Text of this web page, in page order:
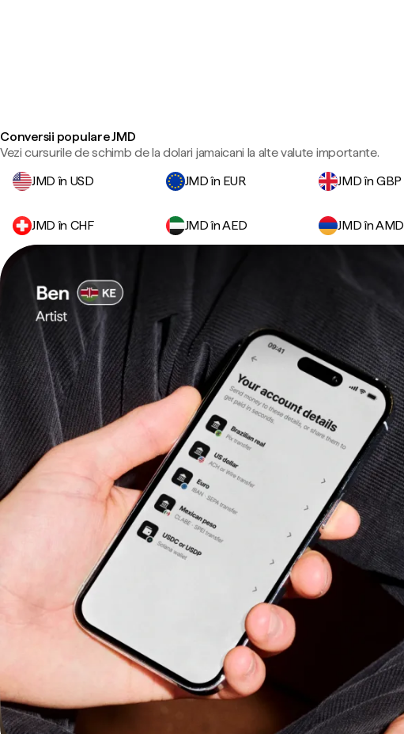
Conversii populare JMD
Vezi cursurile de schimb de la dolari jamaicani la alte valute importante.
JMD în USD
JMD în EUR JMD în GBP
JMD în CHF JMD în AED JMD în AMD